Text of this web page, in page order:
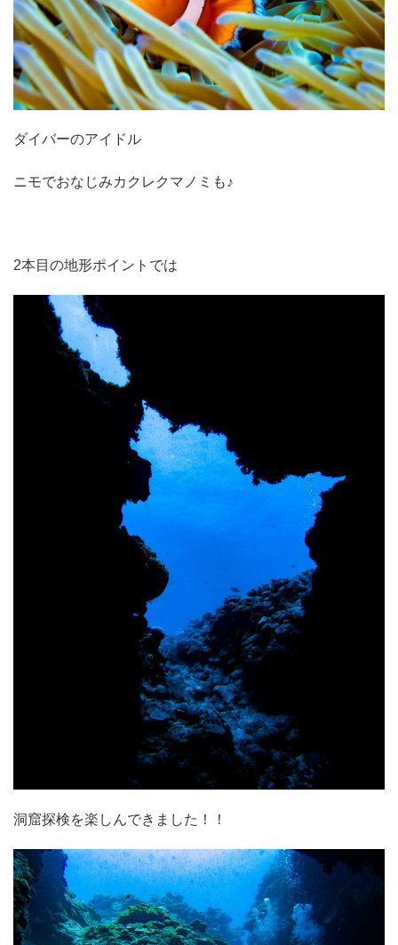
ダイバーのアイドル
ニモでおなじみカクレクマノミも♪
2本目の地形ポイントでは
洞窟探検を楽しんできました！！